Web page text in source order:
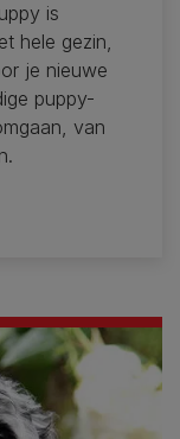
is
hele gezin,
je nieuwe
puppy-
van